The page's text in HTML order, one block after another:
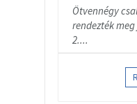
Ötvennégy
rendezték
2....